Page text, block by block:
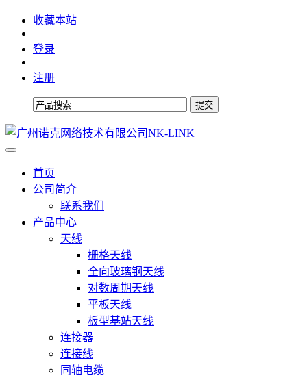
收藏本站
登录
注册
首页
公司简介
联系我们
产品中心
天线
栅格天线
全向玻璃钢天线
对数周期天线
平板天线
板型基站天线
连接器
连接线
同轴电缆